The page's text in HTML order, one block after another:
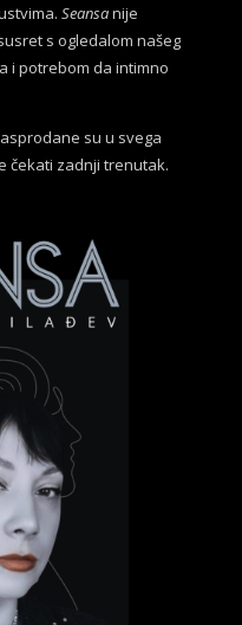
Seansanije
s ogledalom našeg
i potrebom da intimno
su u svega
čekati zadnji trenutak.